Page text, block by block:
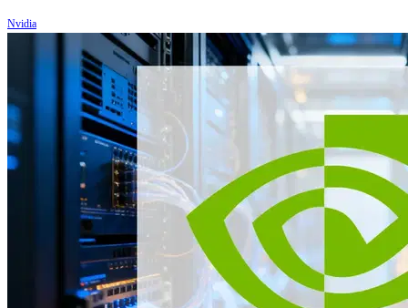
Nvidia